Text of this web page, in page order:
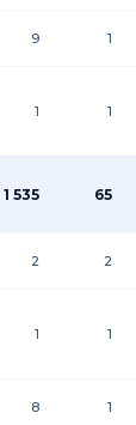
9 1
1 1
1 535 65
2 2
1 1
8 1